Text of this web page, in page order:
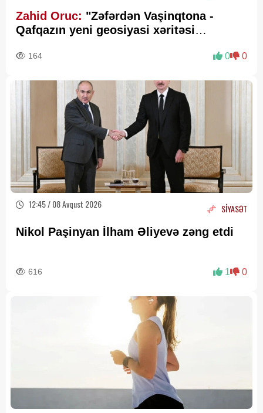
Zahid Oruc: "Zəfərdən Vaşinqtona -
Qafqazın yeni geosiyasi xəritəsi
164 0 0
12:45 / 08 Avqust 2026 SİYASƏT
Nikol Paşinyan İlham Əliyevə zəng etdi
616 1 0